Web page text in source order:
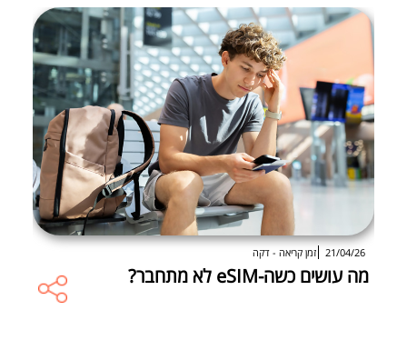
21/04/26 זמן קריאה - דקה
מה עושים כשה-eSIM לא מתחבר?